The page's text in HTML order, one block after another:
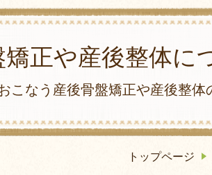
矯正や産後整体に
こなう産後骨盤矯正や産後整体
トップページ